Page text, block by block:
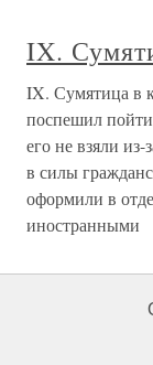
IX.
IX. Сумятица в
поспешил
его не взяли
в силы
оформили в
иностранными